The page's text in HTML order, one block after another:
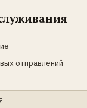
отправлений